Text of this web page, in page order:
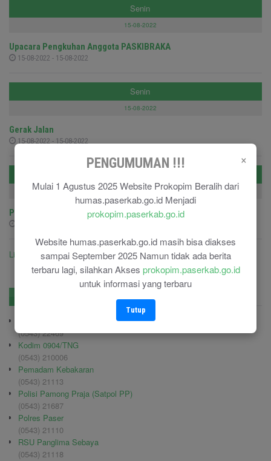
×
PENGUMUMAN !!!
Mulai 1 Agustus 2025 Website Prokopim Beralih dari
humas.paserkab.go.id Menjadi
prokopim.paserkab.go.id
Website humas.paserkab.go.id masih bisa diakses
sampai September 2025 Namun tidak ada berita
terbaru lagi, silahkan Akses prokopim.paserkab.go.id
untuk informasi yang terbaru
Tutup
Senin
15-08-2022
Upacara Pengkuhan Anggota PASKIBRAKA
15-08-2022 - 15-08-2022
Senin
15-08-2022
Gerak Jalan
15-08-2022 - 15-08-2022
09-08-2022
Pelepasan Peserta Jambore Perwakilan Kab.Paser
Lihat semua agenda ....
Pengadaan
(0543) 22469
Kodim 0904/TNG
(0543) 210006
Pemadam Kebakaran
(0543) 21113
Polisi Pamong Praja (Satpol PP)
(0543) 21687
Polres Paser
(0543) 21110
RSU Panglima Sebaya
(0543) 21118